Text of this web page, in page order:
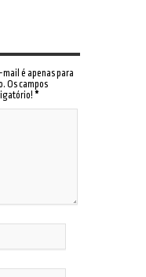
é apenas para
Os campos
*